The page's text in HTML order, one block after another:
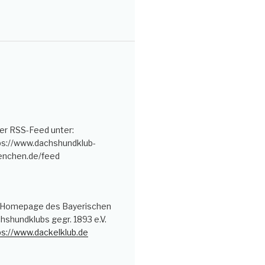
RSS-Feed unter:
www.dachshundklub-
feed
des Bayerischen
gegr. 1893 e.V.
www.dackelklub.de